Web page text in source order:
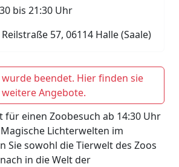
bis 21:30 Uhr
57, 06114 Halle (Saale)
beendet. Hier finden sie
weitere Angebote.
für einen Zoobesuch ab 14:30 Uhr
Lichterwelten im
Sie sowohl die Tierwelt des Zoos
in die Welt der